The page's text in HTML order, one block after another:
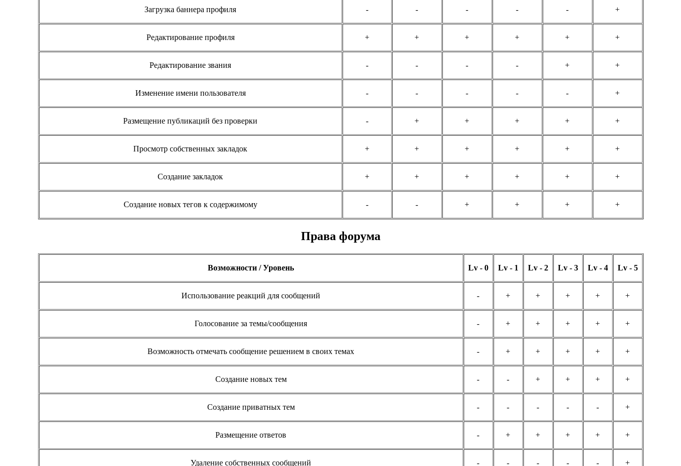
Загрузка баннера профиля - - - - - +
Редактирование профиля + + + + + +
Редактирование звания - - - - + +
Изменение имени пользователя - - - - - +
Размещение публикаций без проверки - + + + + +
Просмотр собственных закладок + + + + + +
Создание закладок + + + + + +
Создание новых тегов к содержимому - - + + + +
Права форума
Возможности / Уровень Lv - 0 Lv - 1 Lv - 2 Lv - 3 Lv - 4 Lv - 5
Использование реакций для сообщений - + + + + +
Голосование за темы/сообщения - + + + + +
Возможность отмечать сообщение решением в своих темах - + + + + +
Создание новых тем - - + + + +
Создание приватных тем - - - - - +
Размещение ответов - + + + + +
Удаление собственных сообщений - - - - - +